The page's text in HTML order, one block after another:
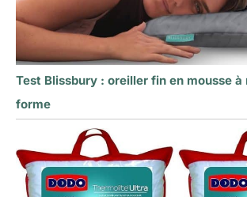
Test Blissbury : oreiller fin en mousse à
forme